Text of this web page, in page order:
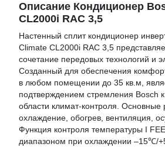
Описание Кондиционер
CL2000i RAC 3,5
Настенный сплит кондиционер
Climate CL2000i RAC 3,5
сочетание передовых технологий и
Созданный для обеспечения
в любом помещении до 35 кв.м,
подтверждением стремления Bosch
области климат-контроля.
охлаждение, обогрев, вентиляция,
Функция контроля температуры I
диапазоном при охлаждении –15℃/